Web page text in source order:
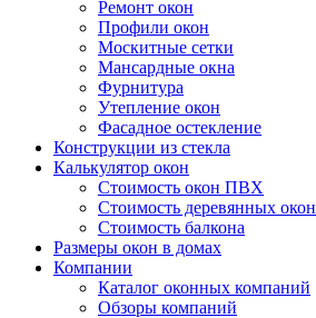
Ремонт окон
Профили окон
Москитные сетки
Мансардные окна
Фурнитура
Утепление окон
Фасадное остекление
Конструкции из стекла
Калькулятор окон
Стоимость окон ПВХ
Стоимость деревянных окон
Стоимость балкона
Размеры окон в домах
Компании
Каталог оконных компаний
Обзоры компаний